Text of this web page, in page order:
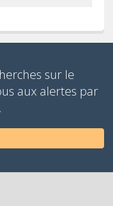
sur le
aux alertes par